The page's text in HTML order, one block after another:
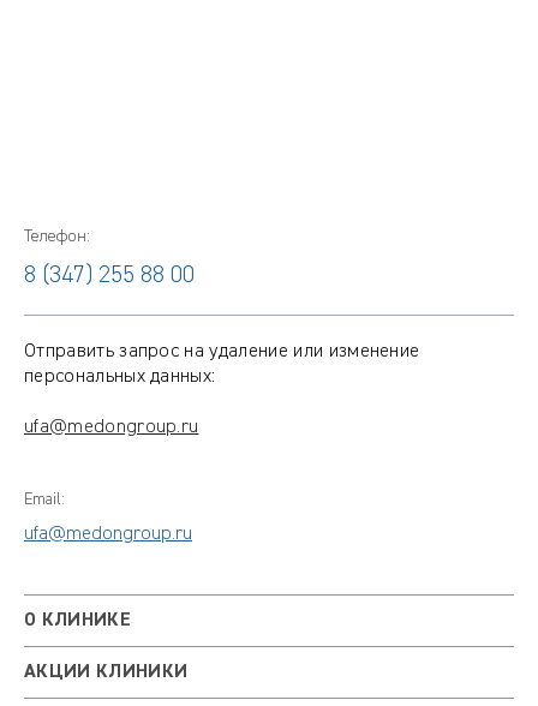
Телефон:
8 (347) 255 88 00
Отправить запрос на удаление или изменение
персональных данных:
ufa@medongroup.ru
Email:
ufa@medongroup.ru
О КЛИНИКЕ
АКЦИИ КЛИНИКИ